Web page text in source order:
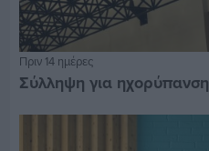
Πριν 14 ημέρες
Σύλληψη για ηχορύπανση